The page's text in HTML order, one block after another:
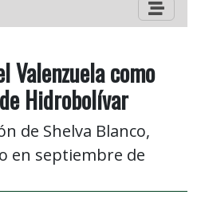
Valenzuela como
Hidrobolívar
de Shelva Blanco,
en septiembre de